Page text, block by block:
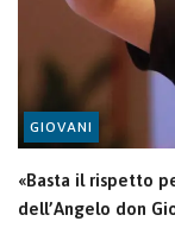
GIOVANI
«Basta il rispetto
dell’Angelo don